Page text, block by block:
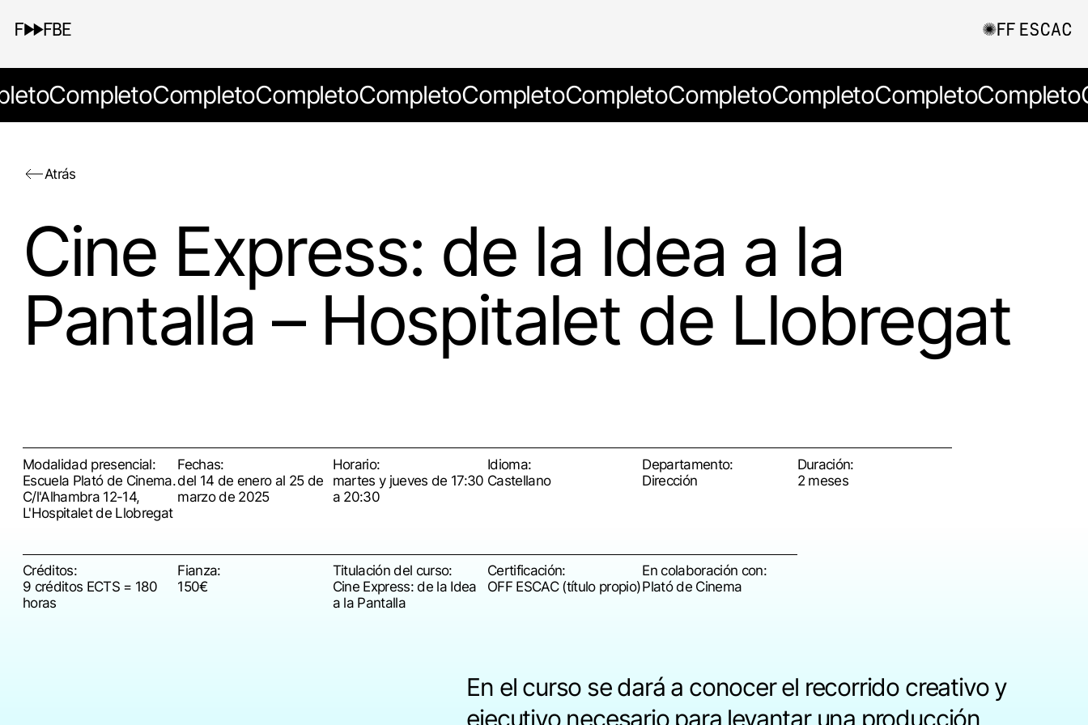
CompletoCompletoCompletoCompletoCompletoCompletoCompletoCompletoCompletoCompleto
Atrás
Cine Express: de la Idea a la
Pantalla – Hospitalet de Llobregat
Modalidad presencial:
Escuela Plató de Cinema.
C/l'Alhambra 12-14,
L'Hospitalet de Llobregat
Fechas:
del 14 de enero al 25 de
marzo de 2025
Horario:
martes y jueves de 17:30
a 20:30
Idioma:
Castellano
Departamento:
Dirección
Duración:
2 meses
Créditos:
9 créditos ECTS = 180
horas
Fianza:
150€
Titulación del curso:
Cine Express: de la Idea
a la Pantalla
Certificación:
OFF ESCAC (título propio)
En colaboración con:
Plató de Cinema
En el curso se dará a conocer el recorrido creativo y
ejecutivo necesario para levantar una producción